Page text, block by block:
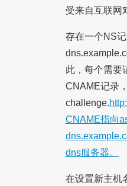
受来自互联网
存在一个NS
此，每个需要
CNAME记录
challenge.
CNAME指向
dns服务器。
在设置新主机